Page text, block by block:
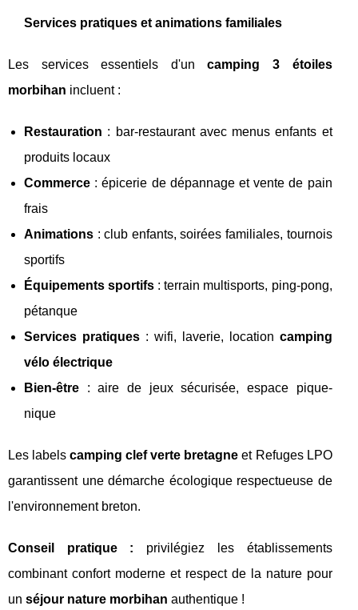
Services pratiques et animations familiales
Les services essentiels d'uncamping 3 étoiles
morbihan incluent :
Restauration : bar-restaurant avec menus enfants et
produits locaux
Commerce : épicerie de dépannage et vente de pain
frais
Animations : club enfants, soirées familiales, tournois
sportifs
Équipements sportifs : terrain multisports, ping-pong,
pétanque
Services pratiques: wifi, laverie, location camping
vélo électrique
Bien-être : aire de jeux sécurisée, espace pique-
nique
Les labelscamping clef verte bretagne et Refuges LPO
garantissent une démarche écologique respectueuse de
l'environnement breton.
Conseil pratique : privilégiez les établissements
combinant confort moderne et respect de la nature pour
un séjour nature morbihan authentique !